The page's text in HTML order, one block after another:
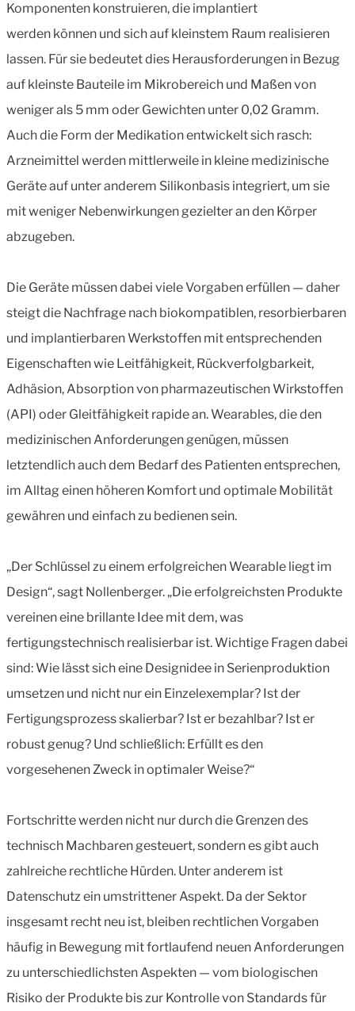
Komponenten konstruieren, die implantiert
werden können und sich auf kleinstem Raum realisieren
lassen. Für sie bedeutet dies Herausforderungen in Bezug
auf kleinste Bauteile im Mikrobereich und Maßen von
weniger als 5 mm oder Gewichten unter 0,02 Gramm.
Auch die Form der Medikation entwickelt sich rasch:
Arzneimittel werden mittlerweile in kleine medizinische
Geräte auf unter anderem Silikonbasis integriert, um sie
mit weniger Nebenwirkungen gezielter an den Körper
abzugeben.
Die Geräte müssen dabei viele Vorgaben erfüllen — daher
steigt die Nachfrage nach biokompatiblen, resorbierbaren
und implantierbaren Werkstoffen mit entsprechenden
Eigenschaften wie Leitfähigkeit, Rückverfolgbarkeit,
Adhäsion, Absorption von pharmazeutischen Wirkstoffen
(API) oder Gleitfähigkeit rapide an. Wearables, die den
medizinischen Anforderungen genügen, müssen
letztendlich auch dem Bedarf des Patienten entsprechen,
im Alltag einen höheren Komfort und optimale Mobilität
gewähren und einfach zu bedienen sein.
„Der Schlüssel zu einem erfolgreichen Wearable liegt im
Design“, sagt Nollenberger. „Die erfolgreichsten Produkte
vereinen eine brillante Idee mit dem, was
fertigungstechnisch realisierbar ist. Wichtige Fragen dabei
sind: Wie lässt sich eine Designidee in Serienproduktion
umsetzen und nicht nur ein Einzelexemplar? Ist der
Fertigungsprozess skalierbar? Ist er bezahlbar? Ist er
robust genug? Und schließlich: Erfüllt es den
vorgesehenen Zweck in optimaler Weise?“
Fortschritte werden nicht nur durch die Grenzen des
technisch Machbaren gesteuert, sondern es gibt auch
zahlreiche rechtliche Hürden. Unter anderem ist
Datenschutz ein umstrittener Aspekt. Da der Sektor
insgesamt recht neu ist, bleiben rechtlichen Vorgaben
häufig in Bewegung mit fortlaufend neuen Anforderungen
zu unterschiedlichsten Aspekten — vom biologischen
Risiko der Produkte bis zur Kontrolle von Standards für